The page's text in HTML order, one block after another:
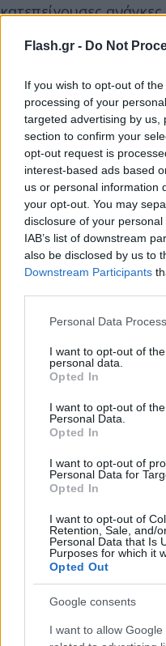
Flash.gr - Do Not
If you wish to opt-out of
processing of your
targeted advertising by us,
section to confirm your
opt-out request is
interest-based ads based
us or personal information
your opt-out. You may
disclosure of your
IAB’s list of downstream
also be disclosed by us to
Downstream Participants
Please note that this
not limited to your visit or
grant or deny consent to
use your data for below
consent section.
Personal Data
I want to opt-out of
personal data.
Opted In
I want to opt-out of
Personal Data.
Opted In
I want to opt-out of
Personal Data for
Opted In
I want to opt-out of
Retention, Sale, and/
Personal Data that Is
Purposes for which it
Opted Out
Google consents
I want to allow
κατεπείγουσες
ραντεβού για το
ηλεκτρονικώς ο
προϋπόθεση
καθώς και μετάβαση
δεν είναι δυνατή
μετάβαση σε δημόσια
SMS χρησιμοποιείται